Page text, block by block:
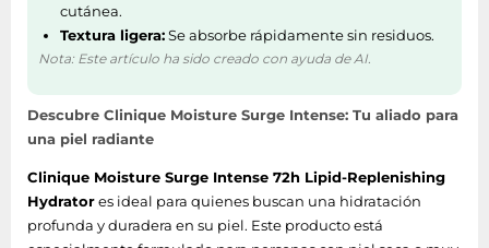
cutánea.
Textura ligera:Se absorbe rápidamente sin residuos.
Nota: Este artículo ha sido creado con ayuda de AI.
Descubre Clinique Moisture Surge Intense: Tu aliado para
una piel radiante
Clinique Moisture Surge Intense 72h Lipid-Replenishing
Hydratores ideal para quienes buscan una hidratación
profunda y duradera en su piel. Este producto está